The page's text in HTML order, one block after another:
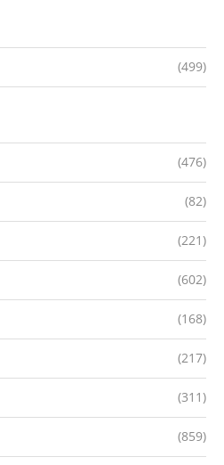
(499)
(476)
(82)
(221)
(602)
(168)
(217)
(311)
(859)